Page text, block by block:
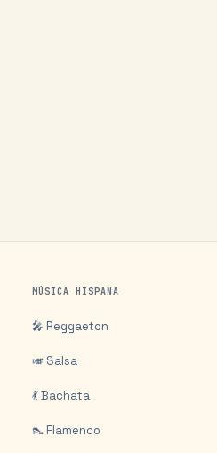
MÚSICA HISPANA
🎤 Reggaeton
🎺 Salsa
💃 Bachata
👠 Flamenco